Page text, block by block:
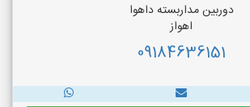
دوربین مداربسته داهوا
اهواز
09184636151